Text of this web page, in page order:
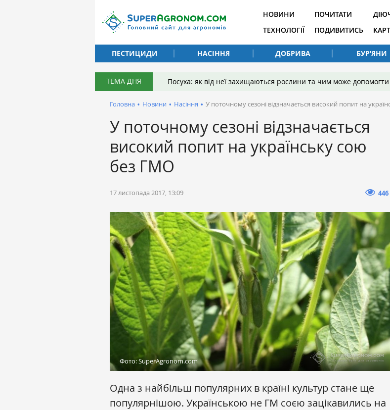
НОВИНИ
ТЕХНОЛОГІЇ
ПОЧИТАТИ
ПОДИВИТИСЬ
ПЕСТИЦИДИ
НАСІННЯ ДОБРИВА БУР’ЯНИ
ТЕМА ДНЯ Посуха: як від неї захищаються рослини та чим може
Головна • Новини • Насіння • У поточному сезоні відзначається високий попит на
У поточному сезоні відзначається
високий попит на українську сою
без ГМО
17 листопада 2017, 13:09 446
Фото: SuperAgronom.com
Одна з найбільш популярних в країні культур стане ще
популярнішою. Українською не ГМ соєю зацікавились на